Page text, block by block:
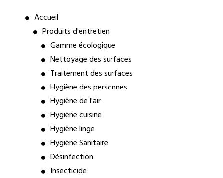
Accueil
Produits d'entretien
Gamme écologique
Nettoyage des surfaces
Traitement des surfaces
Hygiène des personnes
Hygiène de l'air
Hygiène cuisine
Hygiène linge
Hygiène Sanitaire
Désinfection
Insecticide